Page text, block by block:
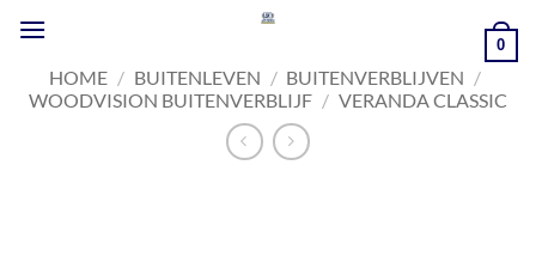
naar
inhoud
0
HOME / BUITENLEVEN / BUITENVERBLIJVEN /
WOODVISION BUITENVERBLIJF / VERANDA CLASSIC